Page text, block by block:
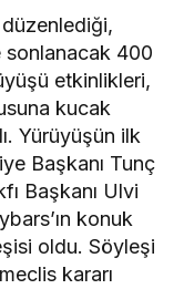
sonlanacak 400
etkinlikleri,
kucak
Yürüyüşün ilk
Başkanı Tunç
Başkanı Ulvi
konuk
oldu. Söyleşi
kararı